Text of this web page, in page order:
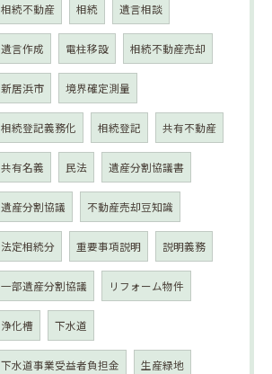
相続不動産 相続 遺言相談
遺言作成 電柱移設 相続不動産売却
新居浜市 境界確定測量
相続登記義務化 相続登記 共有不動産
共有名義 民法 遺産分割協議書
遺産分割協議 不動産売却豆知識
法定相続分 重要事項説明 説明義務
一部遺産分割協議 リフォーム物件
浄化槽 下水道
下水道事業受益者負担金 生産緑地